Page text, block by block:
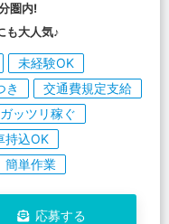
圏内!
も大人気♪
未経験OK
き
交通費規定支給
ガッツリ稼ぐ
持込OK
簡単作業
応募する